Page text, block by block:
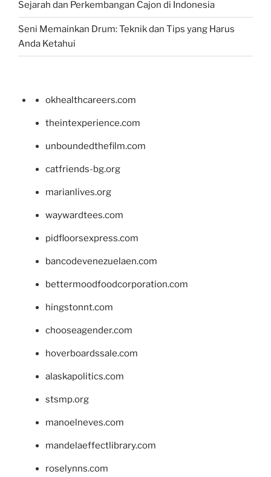
Sejarah dan Perkembangan Cajon di Indonesia
Seni Memainkan Drum: Teknik dan Tips yang Harus
Anda Ketahui
okhealthcareers.com
theintexperience.com
unboundedthefilm.com
catfriends-bg.org
marianlives.org
waywardtees.com
pidfloorsexpress.com
bancodevenezuelaen.com
bettermoodfoodcorporation.com
hingstonnt.com
chooseagender.com
hoverboardssale.com
alaskapolitics.com
stsmp.org
manoelneves.com
mandelaeffectlibrary.com
roselynns.com